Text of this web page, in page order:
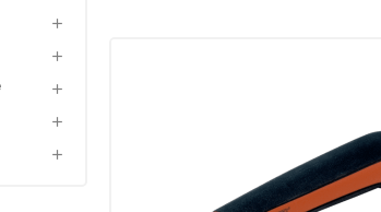




